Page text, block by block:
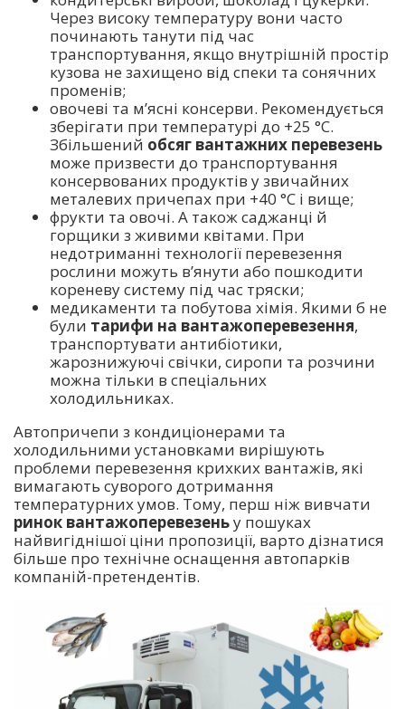
Через високу температуру вони часто
починають танути під час
транспортування, якщо внутрішній простір
кузова не захищено від спеки та сонячних
променів;
овочеві та м’ясні консерви. Рекомендується
зберігати при температурі до +25 °C.
Збільшений обсяг вантажних перевезень
може призвести до транспортування
консервованих продуктів у звичайних
металевих причепах при +40 °C і вище;
фрукти та овочі. А також саджанці й
горщики з живими квітами. При
недотриманні технології перевезення
рослини можуть в’янути або пошкодити
кореневу систему під час тряски;
медикаменти та побутова хімія. Якими б не
були тарифи на вантажоперевезення,
транспортувати антибіотики,
жарознижуючі свічки, сиропи та розчини
можна тільки в спеціальних
холодильниках.
Автопричепи з кондиціонерами та
холодильними установками вирішують
проблеми перевезення крихких вантажів, які
вимагають суворого дотримання
температурних умов. Тому, перш ніж вивчати
ринок вантажоперевезеньу пошуках
найвигіднішої ціни пропозиції, варто дізнатися
більше про технічне оснащення автопарків
компаній-претендентів.